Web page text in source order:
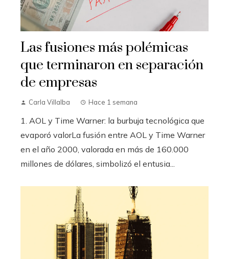
Las fusiones más polémicas
que terminaron en separación
de empresas
Carla Villalba Hace 1 semana
1. AOL y Time Warner: la burbuja tecnológica que
evaporó valorLa fusión entre AOL y Time Warner
en el año 2000, valorada en más de 160.000
millones de dólares, simbolizó el entusia...